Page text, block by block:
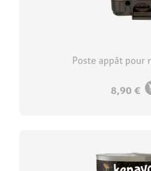
Poste appât pour
8,90€